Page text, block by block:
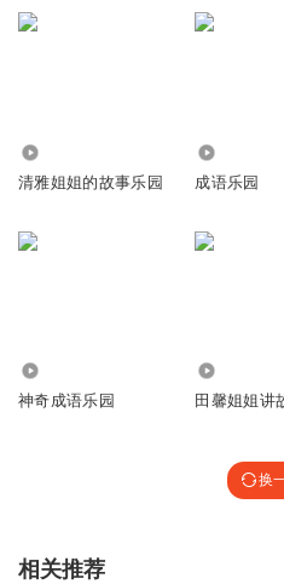
清雅姐姐的故事乐园 成语乐园
神奇成语乐园 田馨姐姐讲
换
相关推荐